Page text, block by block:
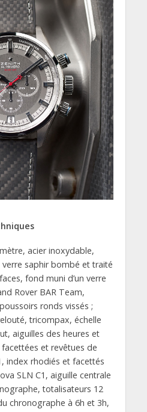
acier inoxydable,
saphir bombé et traité
fond muni d’un verre
Rover BAR Team,
ronds vissés ;
tricompax, échelle
aiguilles des heures et
et revêtues de
index rhodiés et facettés
SLN C1, aiguille centrale
totalisateurs 12
chronographe à 6h et 3h,